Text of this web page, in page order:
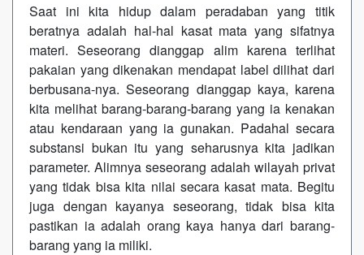
Saat ini kita hidup dalam peradaban yang titik
beratnya adalah hal-hal kasat mata yang sifatnya
materi. Seseorang dianggap alim karena terlihat
pakaian yang dikenakan mendapat label dilihat dari
berbusana-nya. Seseorang dianggap kaya, karena
kita melihat barang-barang-barang yang ia kenakan
atau kendaraan yang ia gunakan. Padahal secara
substansi bukan itu yang seharusnya kita jadikan
parameter. Alimnya seseorang adalah wilayah privat
yang tidak bisa kita nilai secara kasat mata. Begitu
juga dengan kayanya seseorang, tidak bisa kita
pastikan ia adalah orang kaya hanya dari barang-
barang yang ia miliki.